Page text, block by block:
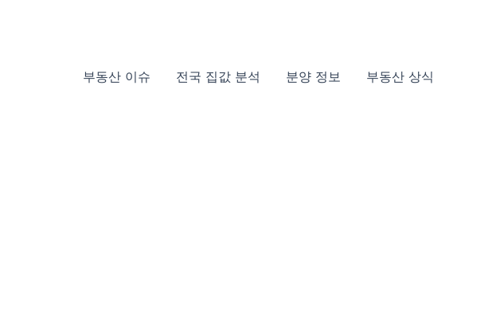
부동산 이슈 전국 집값 분석 분양 정보 부동산 상식